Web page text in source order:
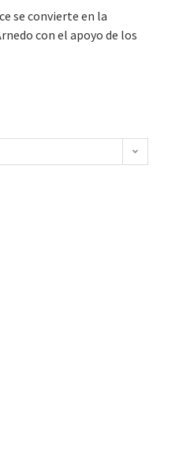
se convierte en la
con el apoyo de los